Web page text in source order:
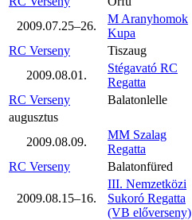
2009.07.25–26.
M Aranyhomok
Kupa
RC Verseny
Tiszaug
2009.08.01.
Stégavató RC
Regatta
RC Verseny
Balatonlelle
augusztus
2009.08.09.
MM Szalag
Regatta
RC Verseny
Balatonfüred
2009.08.15–16.
III. Nemzetközi
Sukoró Regatta
(VB előverseny)